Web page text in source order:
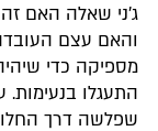
ג'ני שאלה האם
והאם עצם
מספיקה כדי
התעגלו
שפלשה דרך